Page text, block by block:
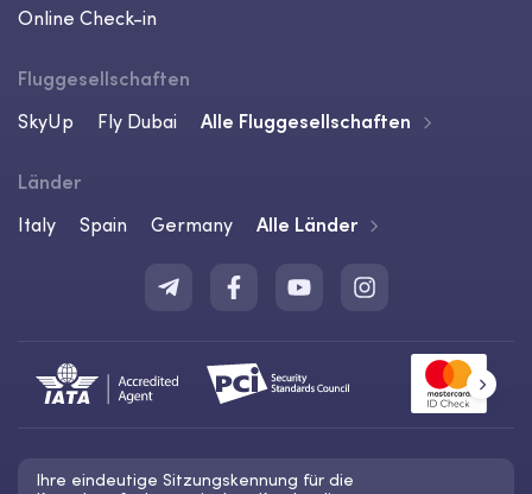
Online Check-in
Fluggesellschaften
SkyUp
Fly Dubai Alle Fluggesellschaften
Länder
Italy
Spain Germany Alle Länder
Ihre eindeutige Sitzungskennung für die